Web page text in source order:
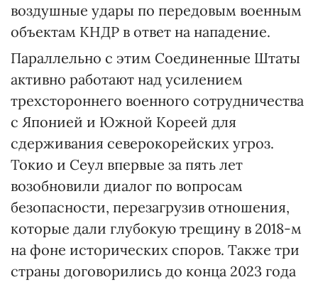
воздушные удары по передовым военным
объектам КНДР в ответ на нападение.
Параллельно с этим Соединенные Штаты
активно работают над усилением
трехстороннего военного сотрудничества
с Японией и Южной Кореей для
сдерживания северокорейских угроз.
Токио и Сеул впервые за пять лет
возобновили диалог по вопросам
безопасности, перезагрузив отношения,
которые дали глубокую трещину в 2018-м
на фоне исторических споров. Также три
страны договорились до конца 2023 года